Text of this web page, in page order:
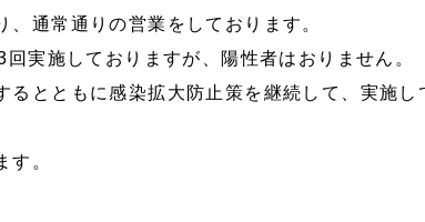
通常通りの営業をしております。
実施しておりますが、陽性者はおりません。
とともに感染拡大防止策を継続して、実施し
す。